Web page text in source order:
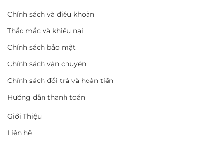
Chính sách và điều khoản
Thắc mắc và khiếu nại
Chính sách bảo mật
Chính sách vận chuyển
Chính sách đổi trả và hoàn tiền
Hướng dẫn thanh toán
Giới Thiệu
Liên hệ